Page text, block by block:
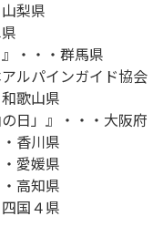
梨県
・・・群馬県
アルパインガイド協会
和歌山県
日」』
・・・大阪府
・香川県
・愛媛県
・高知県
四国４県